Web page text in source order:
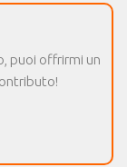
puoi offrirmi un